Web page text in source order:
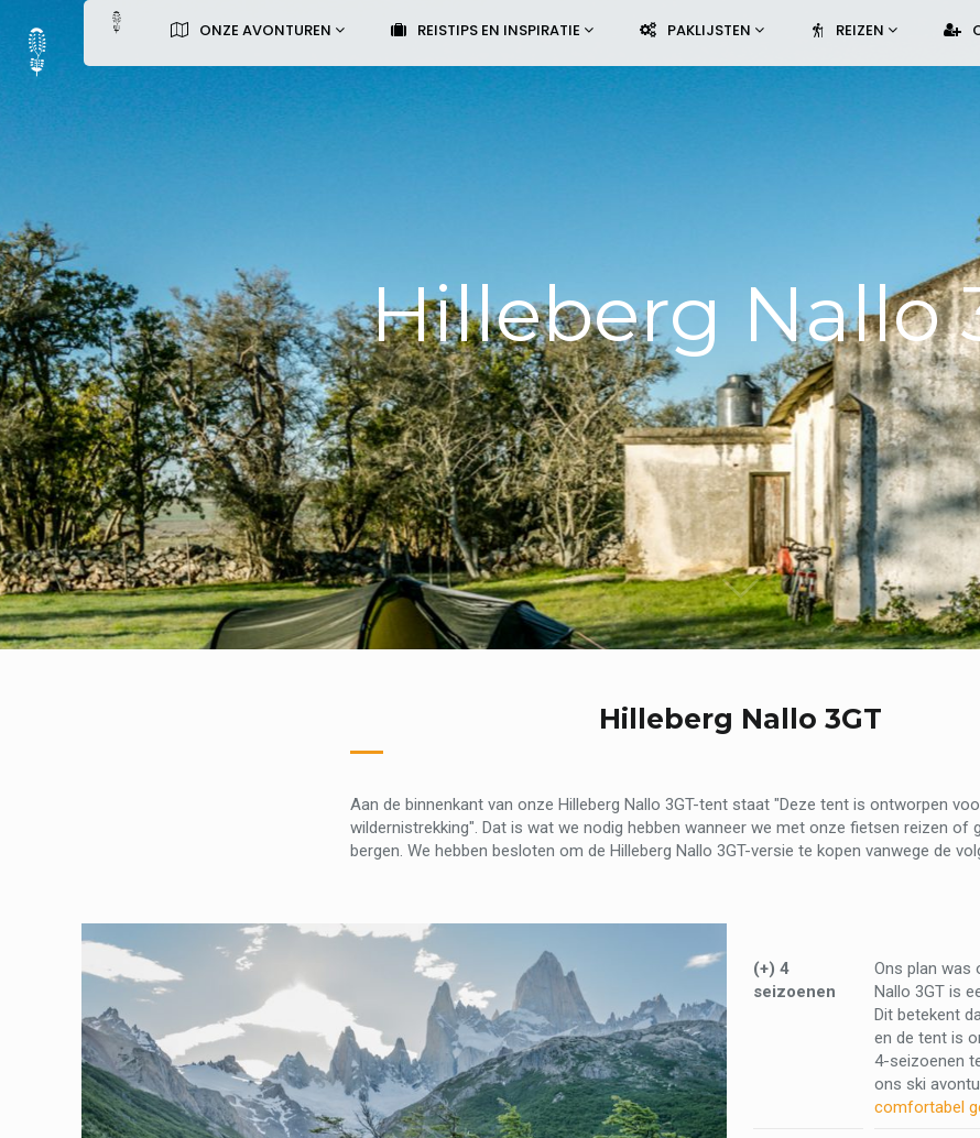
ONZE AVONTUREN REISTIPS EN INSPIRATIE PAKLIJSTEN REIZEN
Hilleberg Nallo
Hilleberg Nallo 3GT
Aan de binnenkant van onze Hilleberg Nallo 3GT-tent staat "Deze tent is ontworpen
wildernistrekking". Dat is wat we nodig hebben wanneer we met onze fietsen reizen of
bergen. We hebben besloten om de Hilleberg Nallo 3GT-versie te kopen vanwege de
(+) 4
seizoenen
Ons plan was
Nallo 3GT is
Dit betekent
en de tent is
4-seizoenen
ons ski
comfortabel